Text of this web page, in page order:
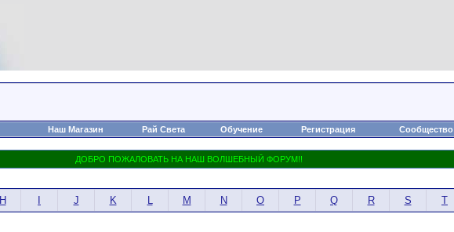
Наш Магазин Рай Света Обучение Регистрация Сообщество
H J K L M N O P Q R S T